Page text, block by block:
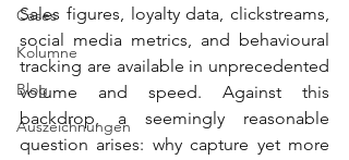
Cases
Kolumne
Blog
Auszeichnungen
Sales figures, loyalty data, clickstreams,
social media metrics, and behavioural
tracking are available in unprecedented
volume and speed. Against this
backdrop, a seemingly reasonable
question arises: why capture yet more